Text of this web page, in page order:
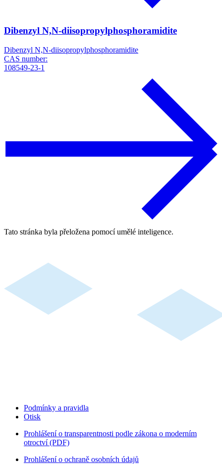
Dibenzyl N,N-diisopropylphosphoramidite
Dibenzyl N,N-diisopropylphosphoramidite
CAS number:
108549-23-1
Tato stránka byla přeložena pomocí umělé inteligence.
Podmínky a pravidla
Otisk
Prohlášení o transparentnosti podle zákona o moderním
otroctví (PDF)
Prohlášení o ochraně osobních údajů